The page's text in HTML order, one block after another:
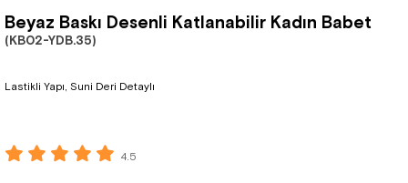
Beyaz Baskı Desenli Katlanabilir Kadın Babet
(KB02-YDB.35)
Lastikli Yapı, Suni Deri Detaylı
4.5